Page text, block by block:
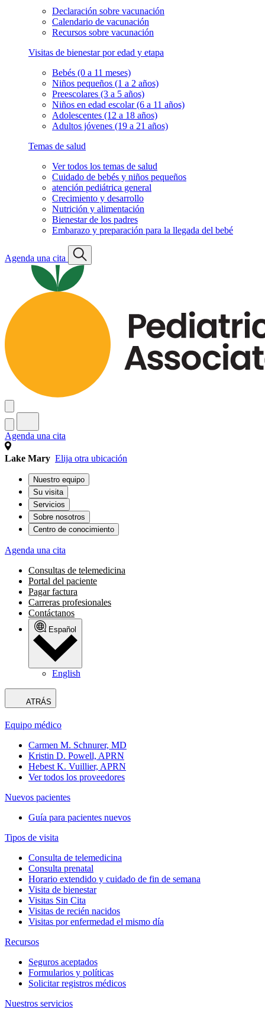
Declaración sobre vacunación
Calendario de vacunación
Recursos sobre vacunación
Visitas de bienestar por edad y etapa
Bebés (0 a 11 meses)
Niños pequeños (1 a 2 años)
Preescolares (3 a 5 años)
Niños en edad escolar (6 a 11 años)
Adolescentes (12 a 18 años)
Adultos jóvenes (19 a 21 años)
Temas de salud
Ver todos los temas de salud
Cuidado de bebés y niños pequeños
atención pediátrica general
Crecimiento y desarrollo
Nutrición y alimentación
Bienestar de los padres
Embarazo y preparación para la llegada del bebé
Agenda una cita
Agenda una cita
Lake Mary Elija otra ubicación
Nuestro equipo
Su visita
Servicios
Sobre nosotros
Centro de conocimiento
Agenda una cita
Consultas de telemedicina
Portal del paciente
Pagar factura
Carreras profesionales
Contáctanos
Español
English
ATRÁS
Equipo médico
Carmen M. Schnurer, MD
Kristin D. Powell, APRN
Hebest K. Vuillier, APRN
Ver todos los proveedores
Nuevos pacientes
Guía para pacientes nuevos
Tipos de visita
Consulta de telemedicina
Consulta prenatal
Horario extendido y cuidado de fin de semana
Visita de bienestar
Visitas Sin Cita
Visitas de recién nacidos
Visitas por enfermedad el mismo día
Recursos
Seguros aceptados
Formularios y políticas
Solicitar registros médicos
Nuestros servicios